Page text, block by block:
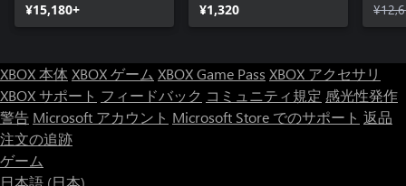
¥15,180+
ンツパック
¥1,320
ショ
XBOX 本体XBOX ゲーム XBOX Game Pass XBOX アクセサリ
XBOX サポート フィードバック コミュニティ規定 感光性発作
警告 Microsoft アカウント Microsoft Store でのサポート 返品
注文の追跡
ゲーム
日本語 (日本)